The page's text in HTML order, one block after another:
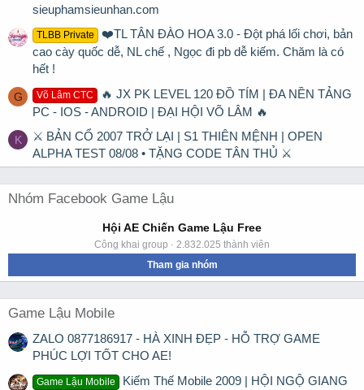
sieuphamsieunhan.com
TLBB Private
❤️TL TÂN ĐÀO HOA 3.0 - Đột phá lối chơi, bản
cao cày quốc dễ, NL chế , Ngọc đi pb dễ kiếm. Chăm là có
hết !
G Võ Lâm CTC
🔥 JX PK LEVEL 120 ĐỒ TÍM | ĐA NỀN TẢNG
PC - IOS - ANDROID | ĐẠI HỘI VÕ LÂM 🔥
K
⚔ BẢN CỔ 2007 TRỞ LẠI | S1 THIÊN MỆNH | OPEN
ALPHA TEST 08/08 • TẶNG CODE TÂN THỦ ⚔
Nhóm Facebook Game Lậu
Hội AE Chiến Game Lậu Free
Công khai group · 2.832.025 thành viên
Tham gia nhóm
Game Lậu Mobile
ZALO 0877186917 - HÀ XINH ĐẸP - HỖ TRỢ GAME
PHÚC LỢI TỐT CHO AE!
Game Lậu Mobile Kiếm Thế Mobile 2009 | HỘI NGỘ GIANG